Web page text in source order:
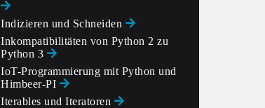
Indizieren und Schneiden
Inkompatibilitäten von Python 2 zu
Python 3
IoT-Programmierung mit Python und
Himbeer-PI
Iterables und Iteratoren